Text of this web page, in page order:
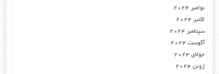
نوامبر 2024
اکتبر 2024
سپتامبر 2024
آگوست 2024
جولای 2024
ژوئن 2024